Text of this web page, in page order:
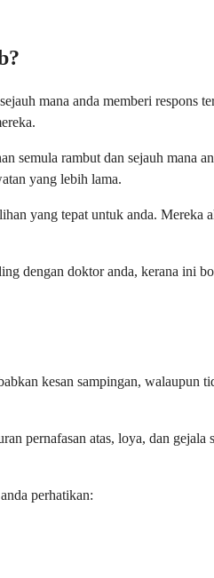
mana anda memberi
semula rambut dan sejauh mana
yang lebih lama.
yang tepat untuk anda.
dengan doktor anda, kerana ini
kesan sampingan,
pernafasan atas, loya, dan
perhatikan: